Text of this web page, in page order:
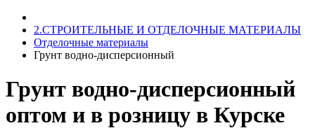
2.СТРОИТЕЛЬНЫЕ И ОТДЕЛОЧНЫЕ МАТЕРИАЛЫ
Отделочные материалы
Грунт водно-дисперсионный
Грунт водно-дисперсионный
оптом и в розницу в Курске